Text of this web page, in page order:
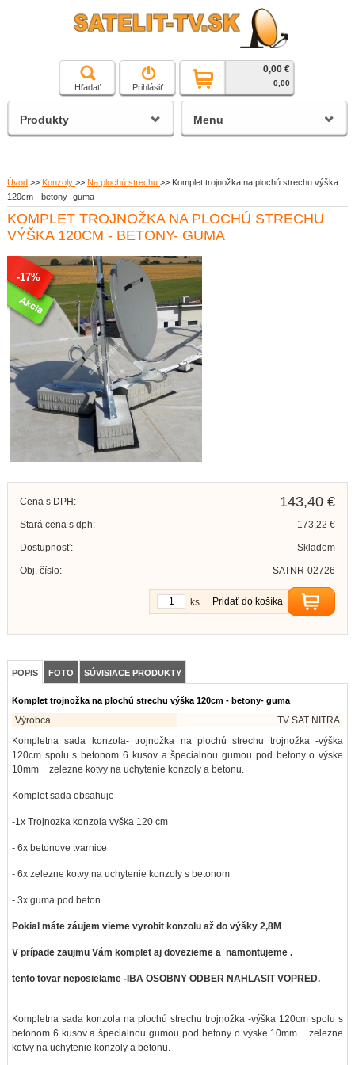
čierna a biela technika
satelitné prijímače
Hľadať Prihlásiť
0,00 €
0,00
Úvod >> Konzoly >> Na plochú strechu >> Komplet trojnožka na plochú strechu výška
120cm - betony- guma
KOMPLET TROJNOŽKA NA PLOCHÚ STRECHU
VÝŠKA 120CM - BETONY- GUMA
-17%
Cena s DPH: 143,40 €
Stará cena s dph: 173,22 €
Dostupnosť: Skladom
Obj. číslo: SATNR-02726
Pridať do košíka
ks
POPIS FOTO SÚVISIACE PRODUKTY
Komplet trojnožka na plochú strechu výška 120cm - betony- guma
Výrobca
TV SAT NITRA
Kompletna sada konzola- trojnožka na plochú strechu trojnožka -výška
120cm spolu s betonom 6 kusov a špecialnou gumou pod betony o výske
10mm + zelezne kotvy na uchytenie konzoly a betonu.
Komplet sada obsahuje
-1x Trojnozka konzola vyška 120 cm
- 6x betonove tvarnice
- 6x zelezne kotvy na uchytenie konzoly s betonom
- 3x guma pod beton
Pokial máte záujem vieme vyrobit konzolu až do výšky 2,8M
V prípade zaujmu Vám komplet aj dovezieme a namontujeme .
tento tovar neposielame -IBA OSOBNY ODBER NAHLASIT VOPRED.
Kompletna sada konzola na plochú strechu trojnožka -výška 120cm spolu s
betonom 6 kusov a špecialnou gumou pod betony o výske 10mm + zelezne
kotvy na uchytenie konzoly a betonu.
Produkty Menu